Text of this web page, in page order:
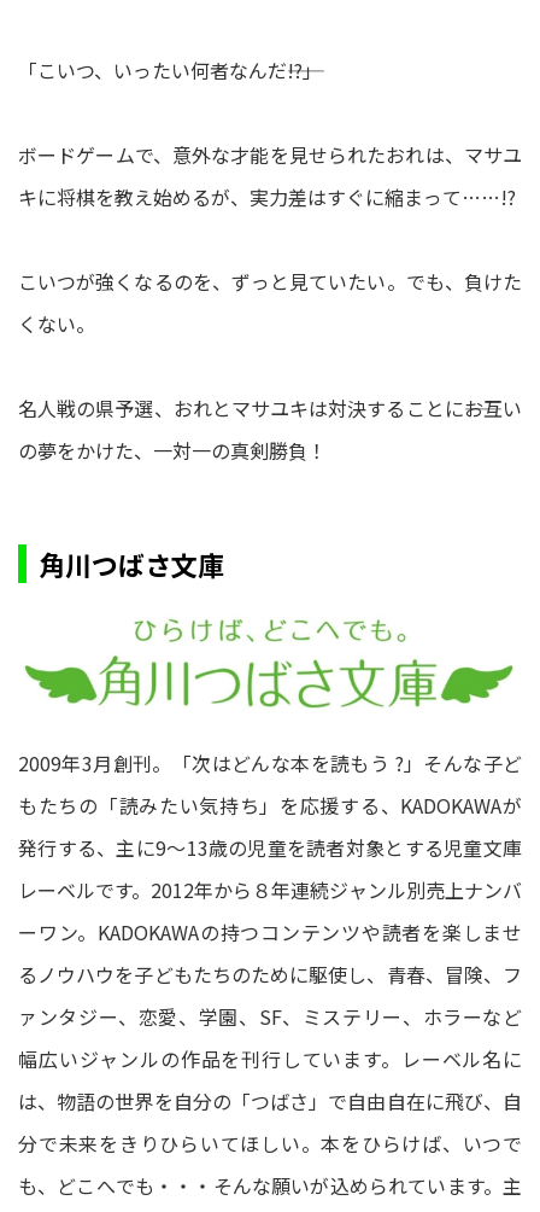
「こいつ、いったい何者なんだ――!?」
ボードゲームで、意外な才能を見せられたおれは、マサユ
キに将棋を教え始めるが、実力差はすぐに縮まって……!?
こいつが強くなるのを、ずっと見ていたい。でも、負けた
くない。
名人戦の県予選、おれとマサユキは対決することに――お互い
の夢をかけた、一対一の真剣勝負！
角川つばさ文庫
2009年3月創刊。「次はどんな本を読もう ?」そんな子ど
もたちの「読みたい気持ち」を応援する、KADOKAWAが
発行する、主に9～13歳の児童を読者対象とする児童文庫
レーベルです。2012年から８年連続ジャンル別売上ナンバ
ーワン。KADOKAWAの持つコンテンツや読者を楽しませ
るノウハウを子どもたちのために駆使し、青春、冒険、フ
ァンタジー、恋愛、学園、SF、ミステリー、ホラーなど
幅広いジャンルの作品を刊行しています。レーベル名に
は、物語の世界を自分の「つばさ」で自由自在に飛び、自
分で未来をきりひらいてほしい。本をひらけば、いつで
も、どこへでも・・・そんな願いが込められています。主